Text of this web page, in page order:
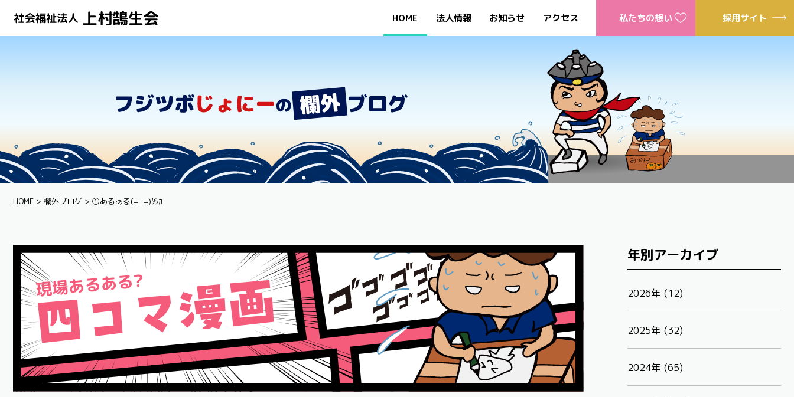
HOME 法人情報 お知らせ アクセス 私たちの想い 採用サイト
HOME 欄外ブログ ①あるある(=_=)ﾀｼｶﾆ
年別アーカイブ
2026年 (12)
2025年 (32)
2024年 (65)